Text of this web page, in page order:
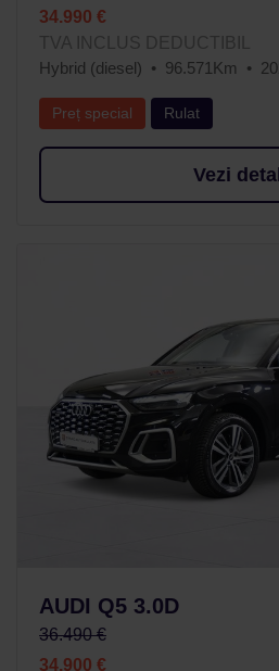
34.990 €
TVA INCLUS DEDUCTIBIL
Hybrid (diesel)
96.571Km
Preț special Rulat
Vezi
AUDI Q5 3.0D
36.490 €
34.900 €